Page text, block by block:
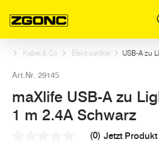
Kabel & Co Elektroartikel USB-A zu
Art.Nr. 29145
maXlife USB-A zu
1 m 2.4A Schwarz
(0) Jetzt